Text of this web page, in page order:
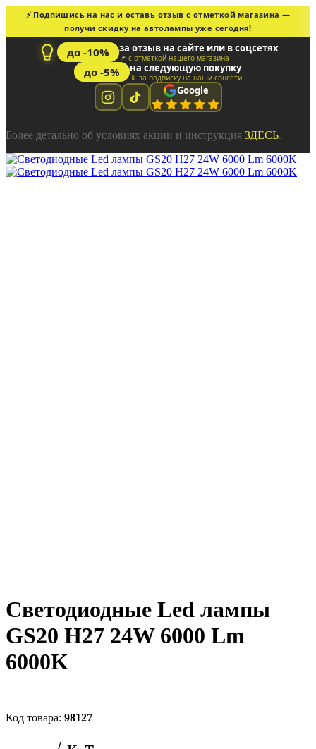
⚡ Подпишись на нас и оставь отзыв с отметкой магазина —
получи скидку на автолампы уже сегодня!
до -10% за отзыв на сайте или в соцсетях
📌 с отметкой нашего магазина
до -5% на следующую покупку
📱 за подписку на наши соцсети
Google
Более детально об условиях акции и инструкция ЗДЕСЬ.
Светодиодные Led лампы
GS20 H27 24W 6000 Lm
6000K
98127